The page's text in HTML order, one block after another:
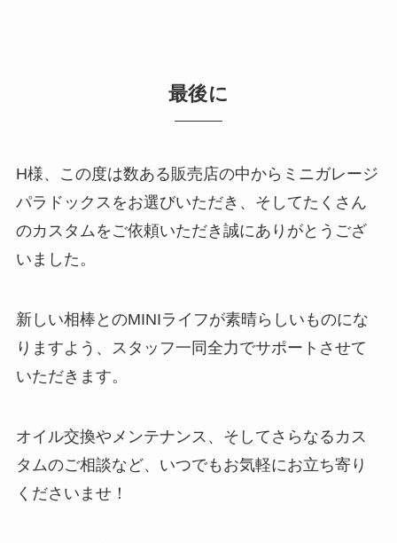
最後に
H様、この度は数ある販売店の中からミニガレージ
パラドックスをお選びいただき、そしてたくさん
のカスタムをご依頼いただき誠にありがとうござ
いました。
新しい相棒とのMINIライフが素晴らしいものにな
りますよう、スタッフ一同全力でサポートさせて
いただきます。
オイル交換やメンテナンス、そしてさらなるカス
タムのご相談など、いつでもお気軽にお立ち寄り
くださいませ！